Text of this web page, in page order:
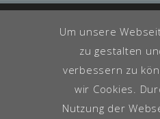
Impressum
Copyright © Life
rights
Um unsere
zu gestalten
verbessern zu
wir Cookies.
Nutzung der